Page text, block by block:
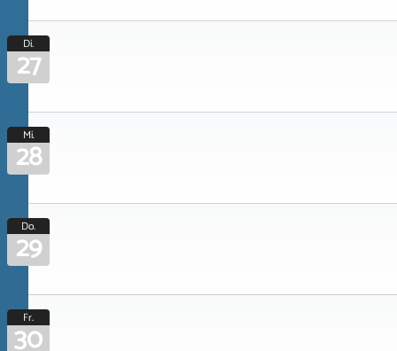
Di.
27
Mi.
28
Do.
29
Fr.
30